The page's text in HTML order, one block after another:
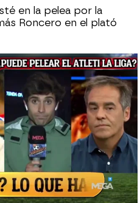
en la pelea por la
Roncero en el plató
de 2024, 01:39